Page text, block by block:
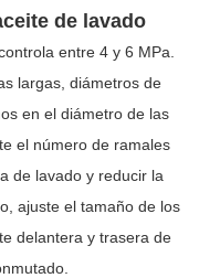
de lavado
entre 4 y 6 MPa.
largas, diámetros de
en el diámetro de las
el número de ramales
de lavado y reducir la
ajuste el tamaño de los
delantera y trasera de